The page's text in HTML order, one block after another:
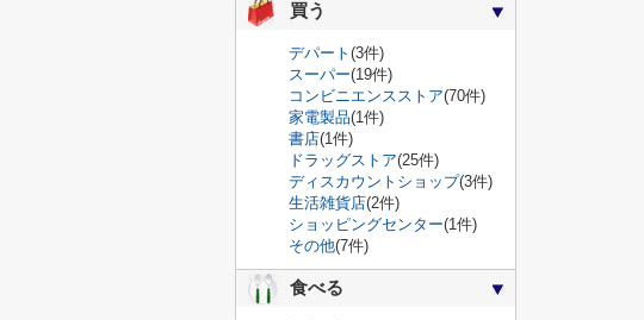
買う
デパート (3件)
スーパー(19件)
コンビニエンスストア(70件)
家電製品(1件)
書店(1件)
ドラッグストア(25件)
ディスカウントショップ(3件)
生活雑貨店(2件)
ショッピングセンター(1件)
その他(7件)
食べる